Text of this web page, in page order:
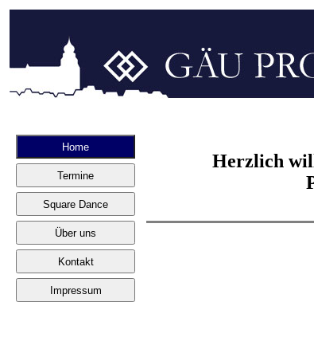
Home
Termine
Square Dance
Über uns
Kontakt
Impressum
Herzlich